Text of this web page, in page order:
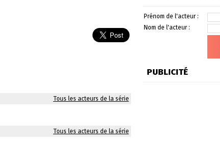
Tous les acteurs de la série
Tous les acteurs de la série
Prénom de l'acteur :
Nom de l'acteur :
PUBLICITÉ